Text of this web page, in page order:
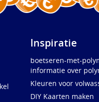
Inspiratie
boetseren-met-
informatie over
Kleuren voor
DIY Kaarten maken